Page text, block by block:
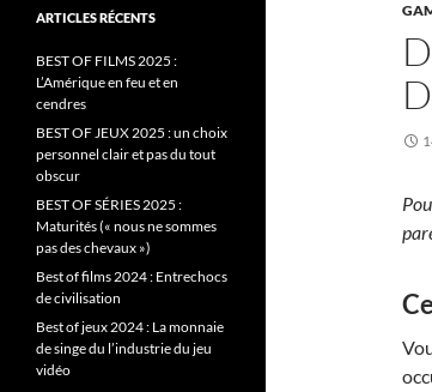
ARTICLES RÉCENTS
BEST OF FILMS 2025 :
L’Amérique en feu et en
cendres
BEST OF JEUX 2025 : un choix
personnel clair et pas du tout
obscur
BEST OF SÉRIES 2025 :
Maturités (« nous ne sommes
pas des chevaux »)
Best of films 2024 : Entrechocs
de civilisation
Best of jeux 2024 : La monnaie
de singe du l’industrie du jeu
vidéo